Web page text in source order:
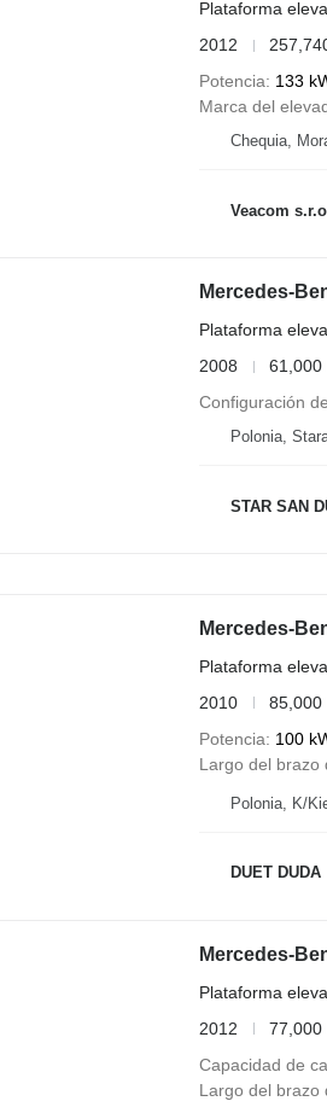
Plataforma
2012
Potencia
133
Marca del
Chequia,
Veacom
Mercedes-
Plataforma
2008
61,000
Configuración
Polonia,
STAR SAN
Mercedes-
Plataforma
2010
85,000
Potencia
100
Largo del brazo
Polonia, K/
DUET DUDA
Mercedes-
Plataforma
2012
77,000
Capacidad de
Largo del brazo